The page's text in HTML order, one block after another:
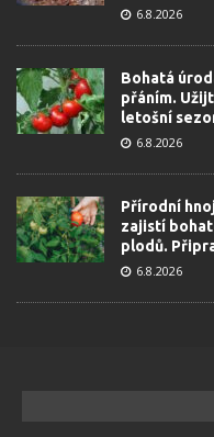
6.8.2026
Bohatá
přáním.
letošní
6.8.2026
Přírodní
zajistí
plodů.
6.8.2026